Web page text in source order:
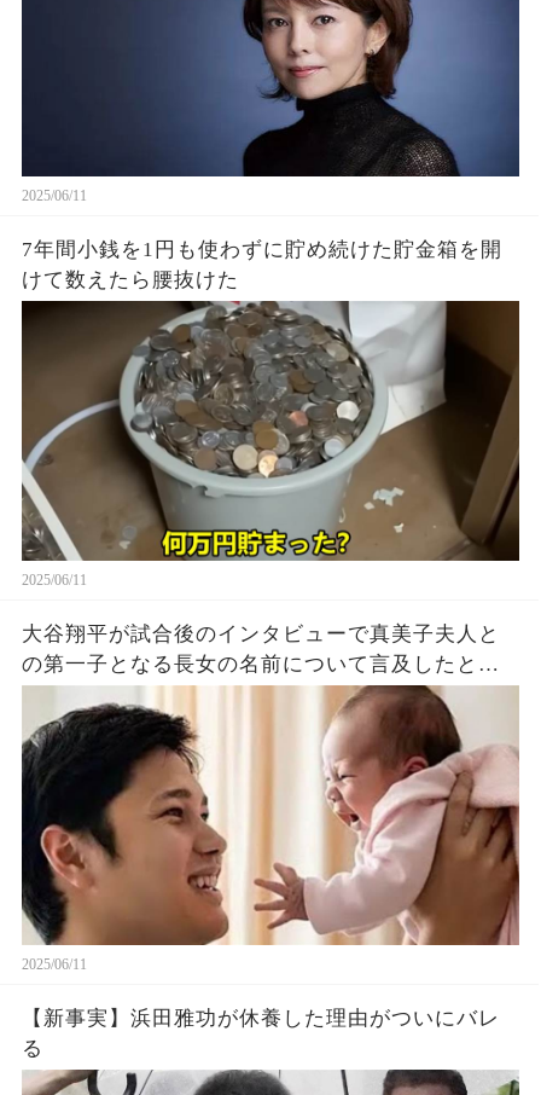
2025/06/11
7年間小銭を1円も使わずに貯め続けた貯金箱を開
けて数えたら腰抜けた
2025/06/11
大谷翔平が試合後のインタビューで真美子夫人と
の第一子となる長女の名前について言及したと話
題に！山本由伸や佐々木朗希は知ってそう！
2025/06/11
【新事実】浜田雅功が休養した理由がついにバレ
る